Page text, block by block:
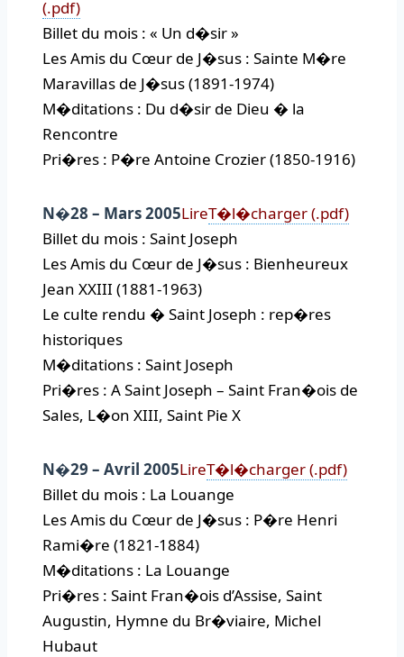
(.pdf)
Billet du mois : « Un d�sir »
Les Amis du Cœur de J�sus : Sainte M�re
Maravillas de J�sus (1891-1974)
M�ditations : Du d�sir de Dieu � la
Rencontre
Pri�res : P�re Antoine Crozier (1850-1916)
N�28 – Mars 2005LireT�l�charger (.pdf)
Billet du mois : Saint Joseph
Les Amis du Cœur de J�sus : Bienheureux
Jean XXIII (1881-1963)
Le culte rendu � Saint Joseph : rep�res
historiques
M�ditations : Saint Joseph
Pri�res : A Saint Joseph – Saint Fran�ois de
Sales, L�on XIII, Saint Pie X
N�29 – Avril 2005LireT�l�charger (.pdf)
Billet du mois : La Louange
Les Amis du Cœur de J�sus : P�re Henri
Rami�re (1821-1884)
M�ditations : La Louange
Pri�res : Saint Fran�ois d’Assise, Saint
Augustin, Hymne du Br�viaire, Michel
Hubaut